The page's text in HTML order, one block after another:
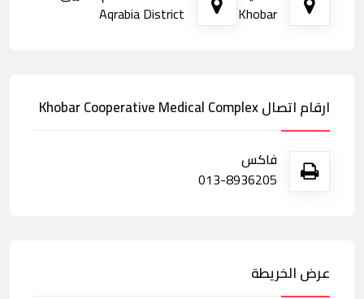
Khobar
Aqrabia District
ارقام اتصال Khobar Cooperative Medical Complex
فاكس
013-8936205
عرض الخريطة